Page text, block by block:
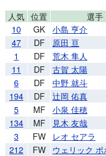
人気 位置 選手
10
GK 小島 亨介
47
DF 原田 亘
1
DF 荒木 隼人
11
DF 古賀 太陽
6
DF 中野 就斗
194
DF 辻岡 佑真
5
MF 小泉 佳穂
134
MF 見木 友哉
3
FW レオ セアラ
212
FW ウェリック ポ